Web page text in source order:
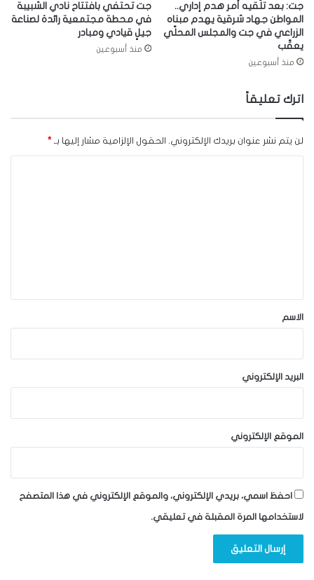
جت: بعد تلّقيه أمر هدم إداري..
المواطن جهاد شرقية يهدم مبناه
الزراعي في جت والمجلس المحلّي
يعقّب
منذ أسبوعين
جت تحتفي بافتتاح نادي الشبيبة
في محطة مجتمعية رائدة لصناعة
جيلٍ قيادي ومبادر
منذ أسبوعين
اترك تعليقاً
لن يتم نشر عنوان بريدك الإلكتروني. الحقول الإلزامية مشار إليها بـ *
*الاسم
البريد الإلكتروني
الموقع الإلكتروني
احفظ اسمي، بريدي الإلكتروني، والموقع الإلكتروني في هذا المتصفح
لاستخدامها المرة المقبلة في تعليقي.